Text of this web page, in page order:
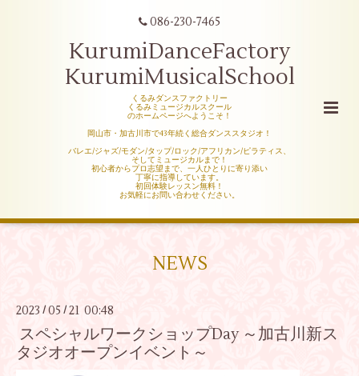
086-230-7465
KurumiDanceFactory
KurumiMusicalSchool
くるみダンスファクトリー
くるみミュージカルスクール
のホームページへようこそ！
岡山市・加古川市で43年続く総合ダンススタジオ！
バレエ/ジャズ/モダン/タップ/ロック/アフリカン/ピラティス、
そしてミュージカルまで！
初心者からプロ志望まで、一人ひとりに寄り添い
丁寧に指導しています。
初回体験レッスン無料！
お気軽にお問い合わせください。
NEWS
2023 / 05 / 21 00:48
スペシャルワークショップDay ～加古川新ス
タジオオープンイベント～